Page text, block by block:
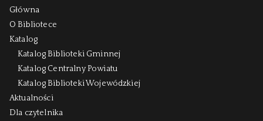
Główna
O Bibliotece
Katalog
Katalog Biblioteki Gminnej
Katalog Centralny Powiatu
Katalog Biblioteki Wojewódzkiej
Aktualności
Dla czytelnika